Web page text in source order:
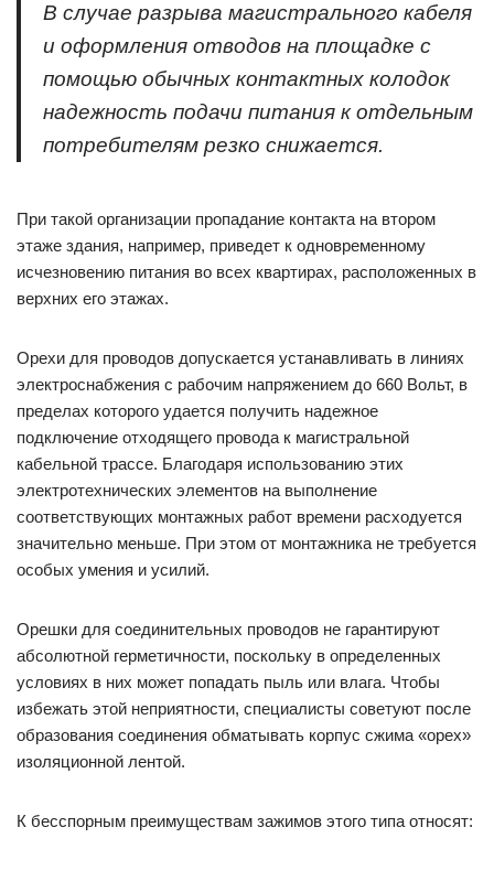
В случае разрыва магистрального кабеля
и оформления отводов на площадке с
помощью обычных контактных колодок
надежность подачи питания к отдельным
потребителям резко снижается.
При такой организации пропадание контакта на втором
этаже здания, например, приведет к одновременному
исчезновению питания во всех квартирах, расположенных в
верхних его этажах.
Орехи для проводов допускается устанавливать в линиях
электроснабжения с рабочим напряжением до 660 Вольт, в
пределах которого удается получить надежное
подключение отходящего провода к магистральной
кабельной трассе. Благодаря использованию этих
электротехнических элементов на выполнение
соответствующих монтажных работ времени расходуется
значительно меньше. При этом от монтажника не требуется
особых умения и усилий.
Орешки для соединительных проводов не гарантируют
абсолютной герметичности, поскольку в определенных
условиях в них может попадать пыль или влага. Чтобы
избежать этой неприятности, специалисты советуют после
образования соединения обматывать корпус сжима «орех»
изоляционной лентой.
К бесспорным преимуществам зажимов этого типа относят: